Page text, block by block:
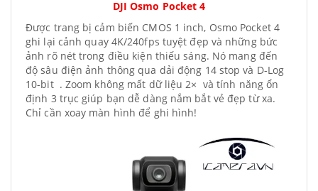
DJI Osmo Pocket 4
Được trang bị cảm biến CMOS 1 inch, Osmo Pocket 4
ghi lại cảnh quay 4K/240fps tuyệt đẹp và những bức
ảnh rõ nét trong điều kiện thiếu sáng. Nó mang đến
độ sâu điện ảnh thông qua dải động 14 stop và D-Log
10-bit . Zoom không mất dữ liệu 2× và tính năng ổn
định 3 trục giúp bạn dễ dàng nắm bắt vẻ đẹp từ xa.
Chỉ cần xoay màn hình để ghi hình!